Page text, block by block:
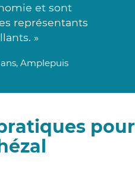
et sont
représentants
»
Amplepuis
pour